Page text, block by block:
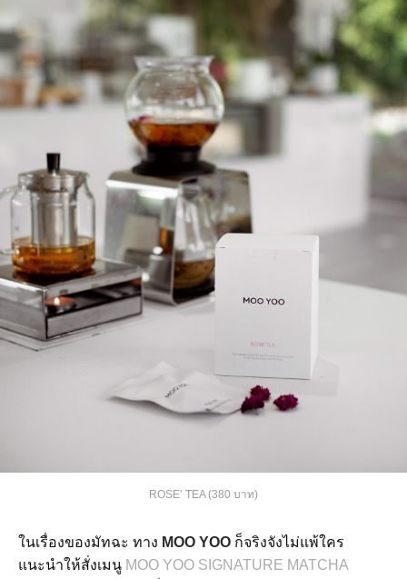
ROSE’ TEA (380 บาท)
ในเรื่องของมัทฉะ ทาง MOO YOO ก็จริงจังไม่แพ้ใคร
แนะนำให้สั่งเมนู MOO YOO SIGNATURE MATCHA